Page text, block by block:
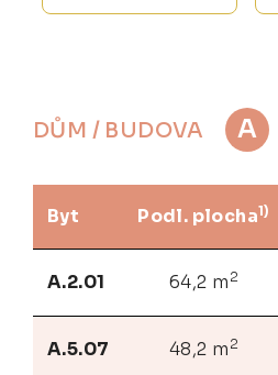
DŮM / BUDOVA A
Byt Podl. plocha1)
A.2.01 64,2 m 2
A.5.07 48,2 m 2